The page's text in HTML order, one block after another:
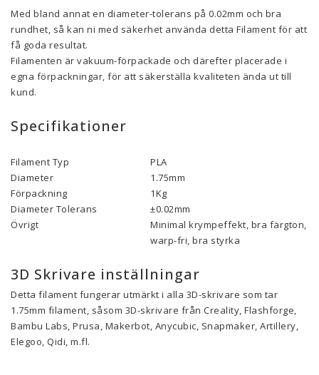
Med bland annat en diameter-tolerans på 0.02mm och bra
rundhet, så kan ni med säkerhet använda detta Filament för att
få goda resultat.
Filamenten är vakuum-förpackade och därefter placerade i
egna förpackningar, för att säkerställa kvaliteten ända ut till
kund.
Specifikationer
Filament Typ
PLA
Diameter
1.75mm
Förpackning
1Kg
Diameter Tolerans
±0.02mm
Övrigt
Minimal krympeffekt, bra färgton,
warp-fri, bra styrka
3D Skrivare inställningar
Detta filament fungerar utmärkt i alla 3D-skrivare som tar
1.75mm filament, såsom 3D-skrivare från Creality, Flashforge,
Bambu Labs, Prusa, Makerbot, Anycubic, Snapmaker, Artillery,
Elegoo, Qidi, m.fl.